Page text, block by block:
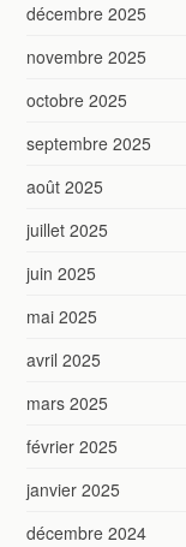
décembre 2025
novembre 2025
octobre 2025
septembre 2025
août 2025
juillet 2025
juin 2025
mai 2025
avril 2025
mars 2025
février 2025
janvier 2025
décembre 2024